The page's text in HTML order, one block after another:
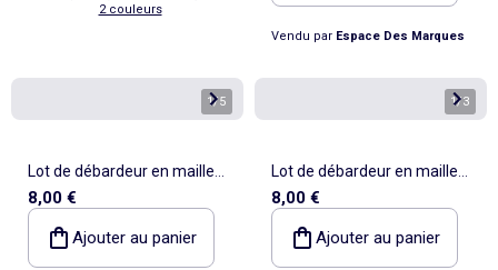
2 couleurs
Vendu par Espace Des Marques
1/5
Lot de débardeur en maille
jersey - 2 pièces
8,00 €
Ajouter au panier
1/3
Lot de débardeur en maille
jersey - 2 pièces
8,00 €
Ajouter au panier